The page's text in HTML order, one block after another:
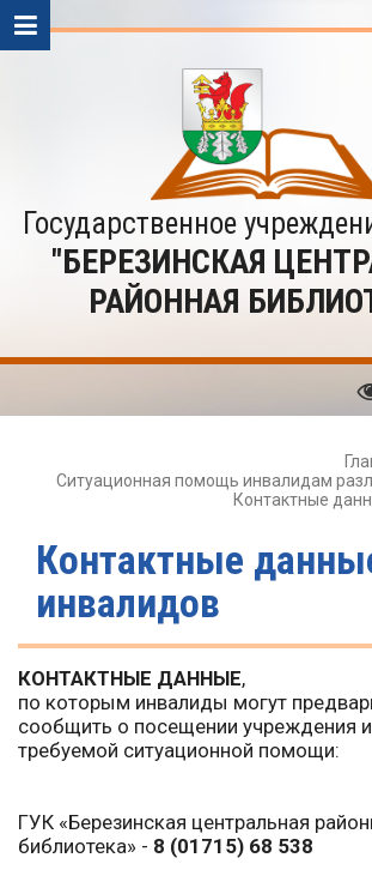
Государственное
"БЕРЕЗИНСКАЯ
РАЙОННАЯ
Ситуационная помощь инвалидам
Контактные
Контактные
инвалидов
КОНТАКТНЫЕ ДАННЫЕ,
по которым инвалиды могут
сообщить о посещении учреждения
требуемой ситуационной помощи:
ГУК «Березинская центральная
библиотека» - 8 (01715) 68 538